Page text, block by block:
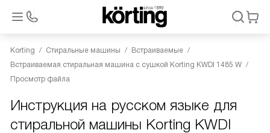
Korting Стиральные машины
Встраиваемые
Встраиваемая стиральная машина с сушкой Korting KWDI 1485 W
Просмотр файла
Инструкция на русском языке для
стиральной машины Korting KWDI